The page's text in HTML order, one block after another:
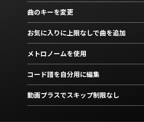
曲のキーを変更
お気に入りに上限なしで曲を追加
メトロノームを使用
コード譜を自分用に編集
動画プラスでスキップ制限なし